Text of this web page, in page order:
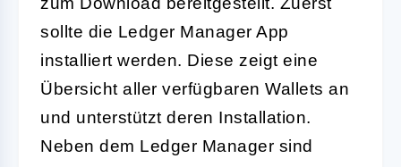
sollte die Ledger Manager App
installiert werden. Diese zeigt eine
Übersicht aller verfügbaren Wallets an
und unterstützt deren Installation.
Neben dem Ledger Manager sind